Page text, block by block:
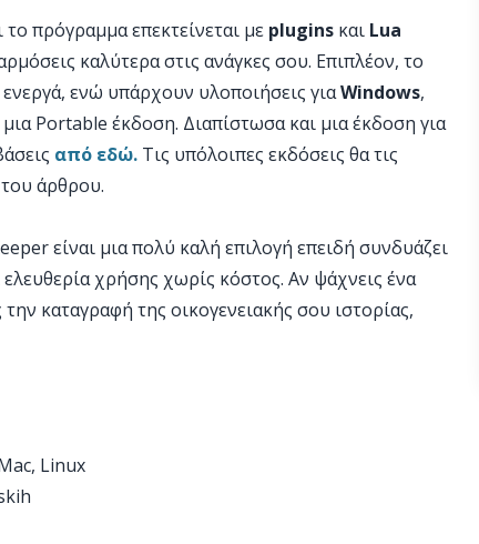
πρόγραμμα επεκτείνεται με plugins και Lua
καλύτερα στις ανάγκες σου. Επιπλέον, το
ενώ υπάρχουν υλοποιήσεις γιαWindows,
Portable έκδοση. Διαπίστωσα και μια έκδοση για
από εδώ. Τις υπόλοιπες εκδόσεις θα τις
άρθρου.
είναι μια πολύ καλή επιλογή επειδή συνδυάζει
χρήσης χωρίς κόστος. Αν ψάχνεις ένα
καταγραφή της οικογενειακής σου ιστορίας,
Linux